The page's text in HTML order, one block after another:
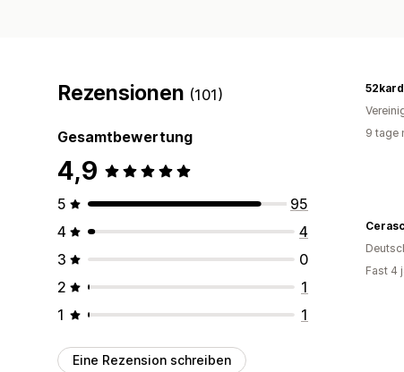
Rezensionen (101)
Gesamtbewertung
4,9
5
95
4
4
3
0
2
1
1
1
Eine Rezension schreiben
9 tage
Fast 4